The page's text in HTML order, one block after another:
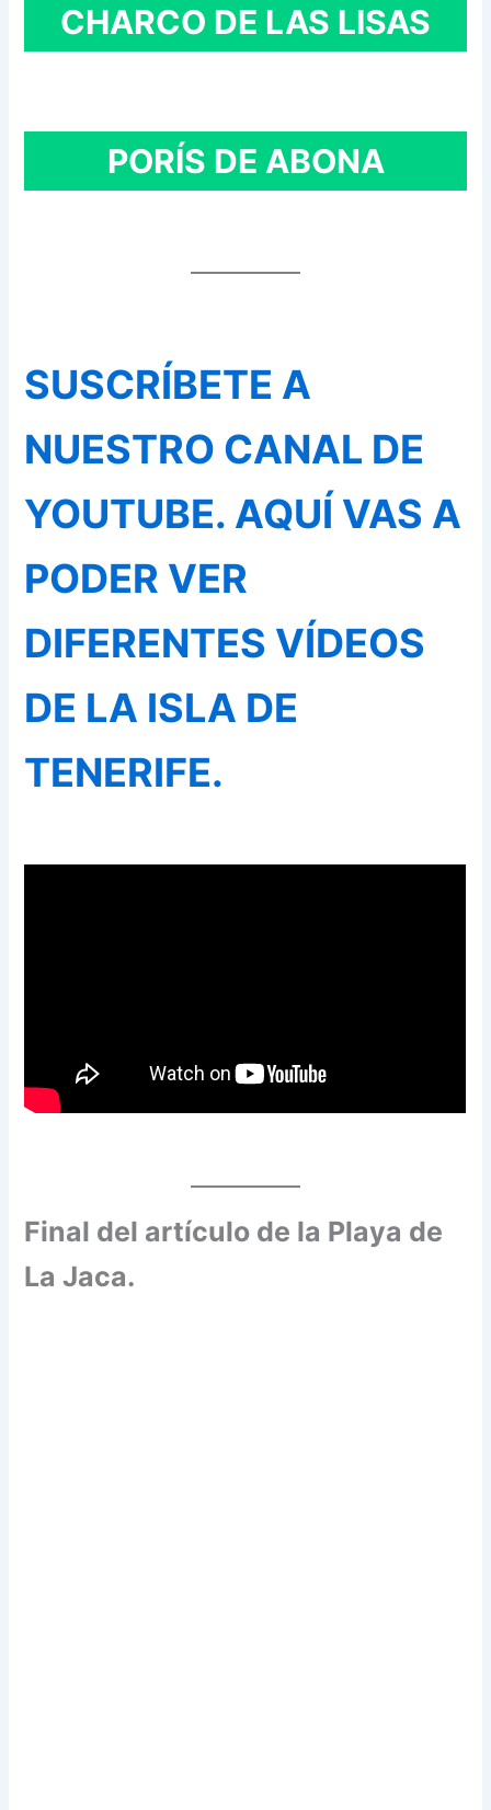
CHARCO DE LAS LISAS
PORÍS DE ABONA
SUSCRÍBETE A
NUESTRO CANAL DE
YOUTUBE. AQUÍ VAS A
PODER VER
DIFERENTES VÍDEOS
DE LA ISLA DE
TENERIFE.
Final del artículo de la Playa de
La Jaca.